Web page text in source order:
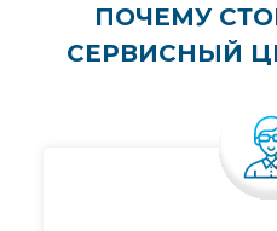
ПОЧЕМУ
СЕРВИСНЫЙ